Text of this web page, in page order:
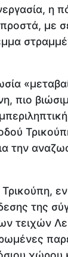
η
με
πιο
την
της
τειχών